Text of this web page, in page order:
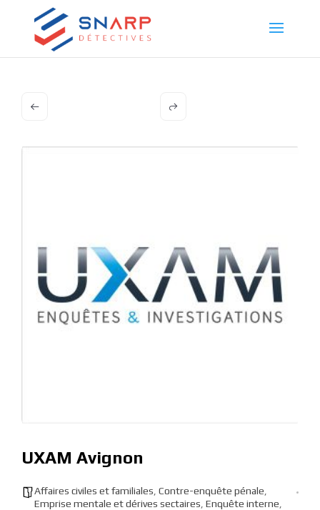
UXAM Avignon
Affaires civiles et familiales Contre-enquête pénale
Emprise mentale et dérives sectaires Enquête interne